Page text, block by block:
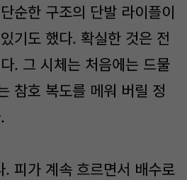
순한 구조의 단발 라이플이
기도 했다. 확실한 것은 전
. 그 시체는 처음에는 드물
참호 복도를 메워 버릴 정
. 피가 계속 흐르면서 배수로